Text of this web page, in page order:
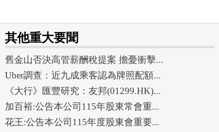
其他重大要聞
舊金山否決高管薪酬稅提案 擔憂衝擊...
Uber調查：近九成乘客認為牌照配額...
《大行》匯豐研究：友邦(01299.HK)...
加百裕:公告本公司115年股東常會重...
花王:公告本公司115年度股東會重要...